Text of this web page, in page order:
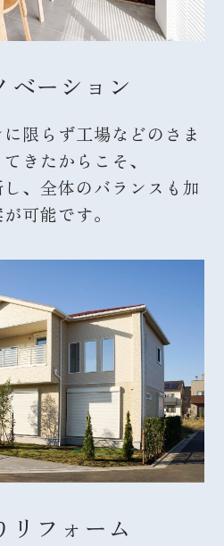
ベーション
限らず工場などのさま
きたからこそ、
、全体のバランスも加
可能です。
リフォーム